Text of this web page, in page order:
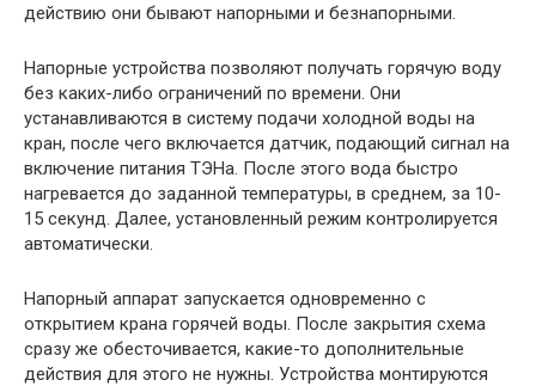
действию они бывают напорными и безнапорными.
Напорные устройства позволяют получать горячую воду
без каких-либо ограничений по времени. Они
устанавливаются в систему подачи холодной воды на
кран, после чего включается датчик, подающий сигнал на
включение питания ТЭНа. После этого вода быстро
нагревается до заданной температуры, в среднем, за 10-
15 секунд. Далее, установленный режим контролируется
автоматически.
Напорный аппарат запускается одновременно с
открытием крана горячей воды. После закрытия схема
сразу же обесточивается, какие-то дополнительные
действия для этого не нужны. Устройства монтируются